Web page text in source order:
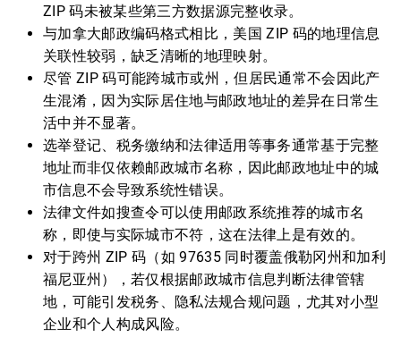
ZIP 码未被某些第三方数据源完整收录。
与加拿大邮政编码格式相比，美国 ZIP 码的地理信息
关联性较弱，缺乏清晰的地理映射。
尽管 ZIP 码可能跨城市或州，但居民通常不会因此产
生混淆，因为实际居住地与邮政地址的差异在日常生
活中并不显著。
选举登记、税务缴纳和法律适用等事务通常基于完整
地址而非仅依赖邮政城市名称，因此邮政地址中的城
市信息不会导致系统性错误。
法律文件如搜查令可以使用邮政系统推荐的城市名
称，即使与实际城市不符，这在法律上是有效的。
对于跨州 ZIP 码（如 97635 同时覆盖俄勒冈州和加利
福尼亚州），若仅根据邮政城市信息判断法律管辖
地，可能引发税务、隐私法规合规问题，尤其对小型
企业和个人构成风险。